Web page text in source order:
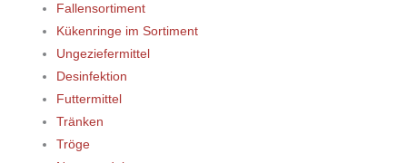
Fallensortiment
Kükenringe im Sortiment
Ungeziefermittel
Desinfektion
Futtermittel
Tränken
Tröge